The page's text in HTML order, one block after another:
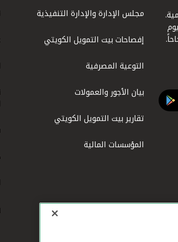
عام 1977، واليوم
مجلس الإدارة والإدارة التنفيذية
إفصاحات بيت التمويل الكويتي
التوعية المصرفية
بيان الأجور والعمولات
تقارير بيت التمويل الكويتي
المؤسسات المالية